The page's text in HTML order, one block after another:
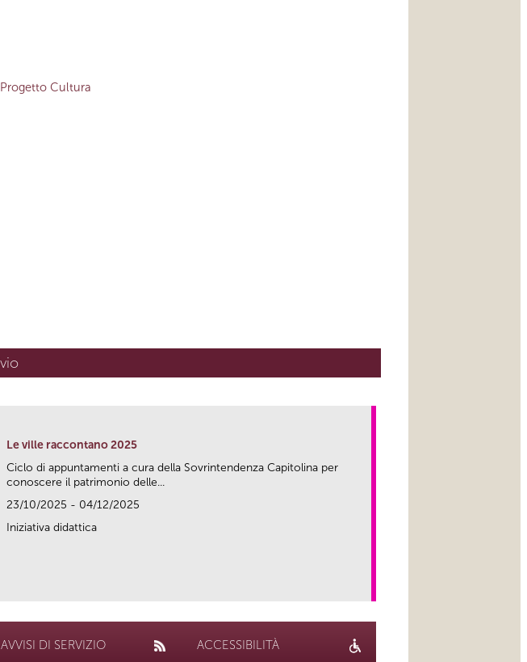
Cultura
Le ville raccontano 2025
Ciclo di appuntamenti a cura della Sovrintendenza Capitolina per
conoscere il patrimonio delle...
23/10/2025 - 04/12/2025
Iniziativa didattica
AVVISI DI SERVIZIO ACCESSIBILITÀ